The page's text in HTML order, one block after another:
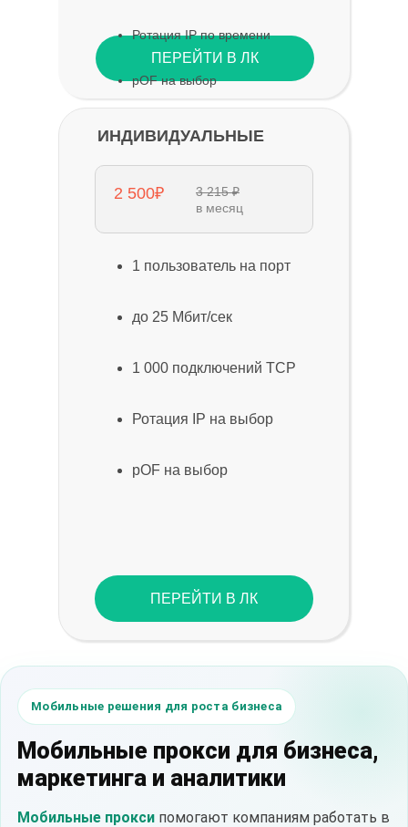
ИНДИВИДУАЛЬНЫЕ
ПЕРЕЙТИ В ЛК
ПЕРЕЙТИ В ЛК
Ротация IP по времени
pOF на выбор
1 пользователь на порт
до 25 Мбит/сек
1 000 подключений TCP
Ротация IP на выбор
pOF на выбор
2 500₽
3 215 ₽
в месяц
Мобильные решения для роста бизнеса
Мобильные прокси для бизнеса,
маркетинга и аналитики
Мобильные прокси помогают компаниям работать в